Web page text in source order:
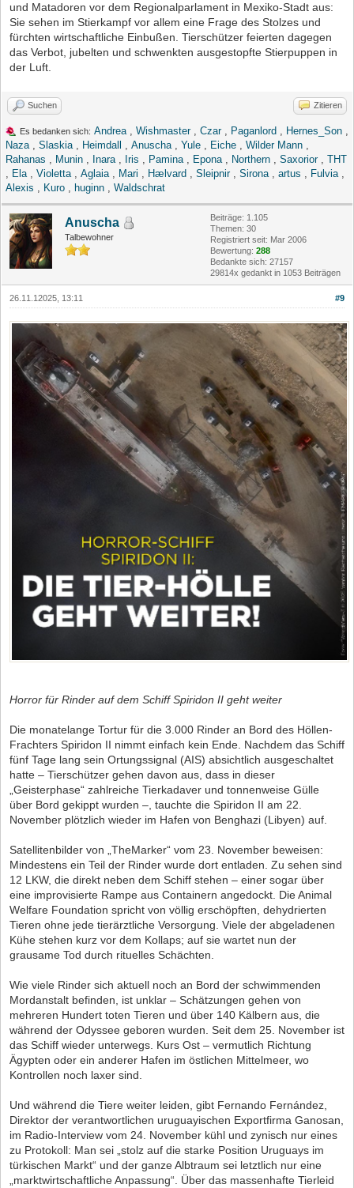
und Matadoren vor dem Regionalparlament in Mexiko-Stadt aus:
Sie sehen im Stierkampf vor allem eine Frage des Stolzes und
fürchten wirtschaftliche Einbußen. Tierschützer feierten dagegen
das Verbot, jubelten und schwenkten ausgestopfte Stierpuppen in
der Luft.
Suchen Zitieren
Es bedanken sich: Andrea, Wishmaster, Czar, Paganlord , Hernes_Son ,
Naza, Slaskia, Heimdall , Anuscha, Yule , Eiche , Wilder Mann ,
Rahanas , Munin , Inara, Iris , Pamina, Epona, Northern , Saxorior, THT
, Ela, Violetta, Aglaia, Mari , Hælvard , Sleipnir, Sirona, artus , Fulvia,
Alexis , Kuro , huginn , Waldschrat
Anuscha
Talbewohner
Beiträge: 1.105
Themen: 30
Registriert seit: Mar 2006
Bewertung: 288
Bedankte sich: 27157
29814x gedankt in 1053 Beiträgen
#9
26.11.12025, 13:11
Horror für Rinder auf dem Schiff Spiridon II geht weiter
Die monatelange Tortur für die 3.000 Rinder an Bord des Höllen-
Frachters Spiridon II nimmt einfach kein Ende. Nachdem das Schiff
fünf Tage lang sein Ortungssignal (AIS) absichtlich ausgeschaltet
hatte – Tierschützer gehen davon aus, dass in dieser
„Geisterphase“ zahlreiche Tierkadaver und tonnenweise Gülle
über Bord gekippt wurden –, tauchte die Spiridon II am 22.
November plötzlich wieder im Hafen von Benghazi (Libyen) auf.
Satellitenbilder von „TheMarker“ vom 23. November beweisen:
Mindestens ein Teil der Rinder wurde dort entladen. Zu sehen sind
12 LKW, die direkt neben dem Schiff stehen – einer sogar über
eine improvisierte Rampe aus Containern angedockt. Die Animal
Welfare Foundation spricht von völlig erschöpften, dehydrierten
Tieren ohne jede tierärztliche Versorgung. Viele der abgeladenen
Kühe stehen kurz vor dem Kollaps; auf sie wartet nun der
grausame Tod durch rituelles Schächten.
Wie viele Rinder sich aktuell noch an Bord der schwimmenden
Mordanstalt befinden, ist unklar – Schätzungen gehen von
mehreren Hundert toten Tieren und über 140 Kälbern aus, die
während der Odyssee geboren wurden. Seit dem 25. November ist
das Schiff wieder unterwegs. Kurs Ost – vermutlich Richtung
Ägypten oder ein anderer Hafen im östlichen Mittelmeer, wo
Kontrollen noch laxer sind.
Und während die Tiere weiter leiden, gibt Fernando Fernández,
Direktor der verantwortlichen uruguayischen Exportfirma Ganosan,
im Radio-Interview vom 24. November kühl und zynisch nur eines
zu Protokoll: Man sei „stolz auf die starke Position Uruguays im
türkischen Markt“ und der ganze Albtraum sei letztlich nur eine
„marktwirtschaftliche Anpassung“. Über das massenhafte Tierleid